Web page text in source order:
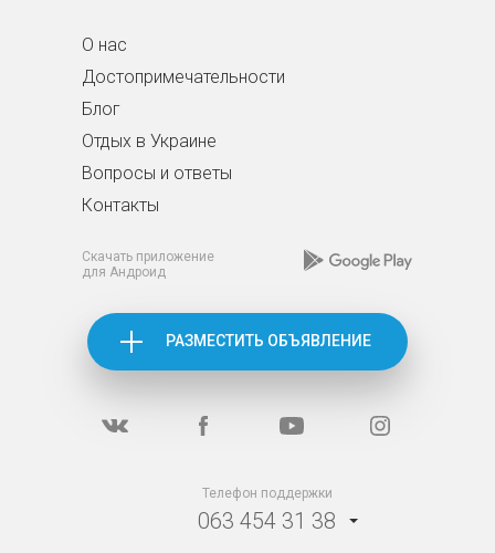
О нас
Достопримечательности
Блог
Отдых в Украине
Вопросы и ответы
Контакты
Скачать приложение
для Андроид
РАЗМЕСТИТЬ ОБЪЯВЛЕНИЕ
Телефон поддержки
063 454 31 38